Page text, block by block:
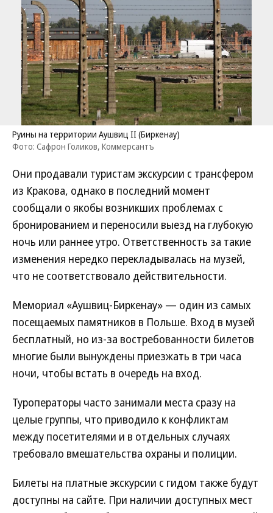
Руины на территории Аушвиц II (Биркенау)
Фото: Сафрон Голиков, Коммерсантъ
Они продавали туристам экскурсии с трансфером
из Кракова, однако в последний момент
сообщали о якобы возникших проблемах с
бронированием и переносили выезд на глубокую
ночь или раннее утро. Ответственность за такие
изменения нередко перекладывалась на музей,
что не соответствовало действительности.
Мемориал «Аушвиц-Биркенау» — один из самых
посещаемых памятников в Польше. Вход в музей
бесплатный, но из-за востребованности билетов
многие были вынуждены приезжать в три часа
ночи, чтобы встать в очередь на вход.
Туроператоры часто занимали места сразу на
целые группы, что приводило к конфликтам
между посетителями и в отдельных случаях
требовало вмешательства охраны и полиции.
Билеты на платные экскурсии с гидом также будут
доступны на сайте. При наличии доступных мест